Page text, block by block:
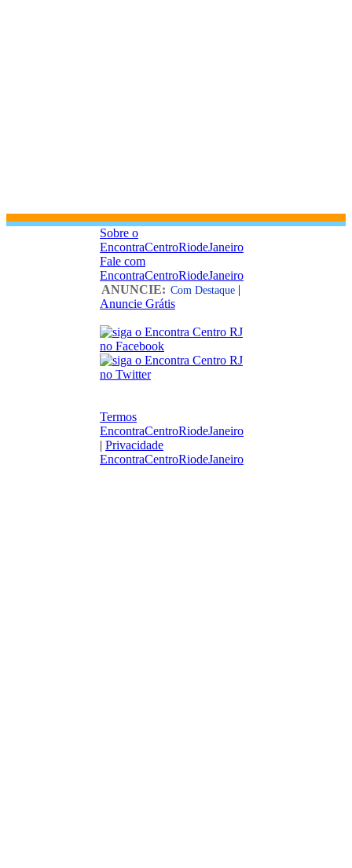
Sobre o
EncontraCentroRiodeJaneiro
Fale com
EncontraCentroRiodeJaneiro
ANUNCIE: Com Destaque |
Anuncie Grátis
Termos
EncontraCentroRiodeJaneiro
| Privacidade
EncontraCentroRiodeJaneiro